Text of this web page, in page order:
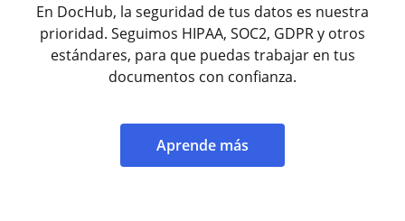
En DocHub, la seguridad de tus datos es nuestra
prioridad. Seguimos HIPAA, SOC2, GDPR y otros
estándares, para que puedas trabajar en tus
documentos con confianza.
Aprende más